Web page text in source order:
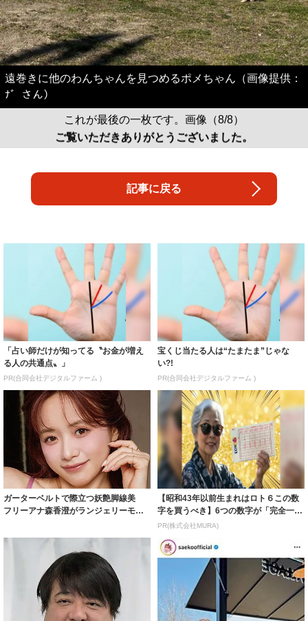
遠巻きに他のわんちゃんを見つめるポメちゃん（画像提供：
ﾅ゛さん）
これが最後の一枚です。画像（8/8）
ご覧いただきありがとうございました。
記事に戻る
「占い師だけが知ってる〝お金が増え
る人の共通点〟」
PR(合同会社デジタルファーム )
宝くじ当たる人は“たまたま”じゃな
い?!
PR(合同会社デジタルファーム )
ガーターベルトで際立つ妖艶脚線美
フリーアナ森香澄がランジェリーモデ
【昭和43年以前生まれはロト６この数
字を買うべき】6つの数字が「完全一
致」する方...
PR(株式会社MURA)